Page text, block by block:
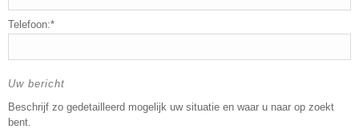
Telefoon:*
Uw bericht
Beschrijf zo gedetailleerd mogelijk uw situatie en waar u naar op zoekt
bent.